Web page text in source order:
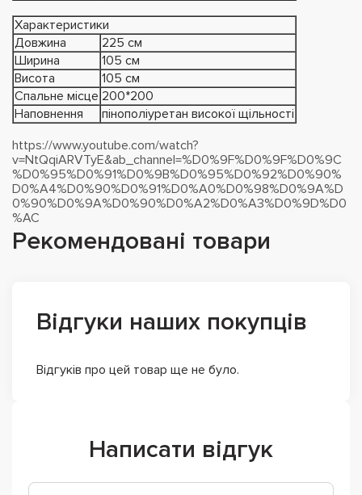
Характеристики
Довжина
225 см
Ширина
105 см
Висота
105 см
Спальне місце 200*200
Наповнення
пінополіуретан високої щільності
https://www.youtube.com/watch?
v=NtQqiARVTyE&ab_channel=%D0%9F%D0%9F%D0%9C
%D0%95%D0%91%D0%9B%D0%95%D0%92%D0%90%
D0%A4%D0%90%D0%91%D0%A0%D0%98%D0%9A%D
0%90%D0%9A%D0%90%D0%A2%D0%A3%D0%9D%D0
%AC
Рекомендовані товари
Відгуки наших покупців
Відгуків про цей товар ще не було.
Написати відгук